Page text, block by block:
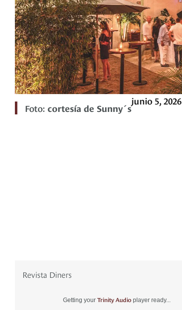
Foto: cortesía de Sunny´s
junio 5, 2026
Revista Diners
Getting your Trinity Audio player ready...